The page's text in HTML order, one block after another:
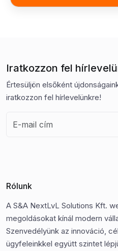
Iratkozzon fel
Értesüljön elsőként
iratkozzon fel hírlevelünkre!
Rólunk
A S&A NextLvL Solutions Kft.
megoldásokat kínál modern
Szenvedélyünk az innováció,
ügyfeleinkkel együtt szintet